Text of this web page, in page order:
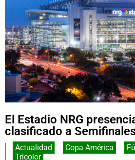
El Estadio NRG
clasificado a
Actualidad Copa América
Tricolor